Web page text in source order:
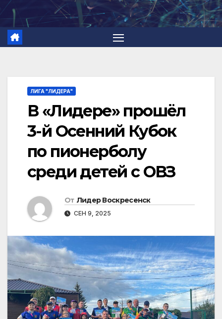
Перейти
содержимому
ЛИГА "ЛИДЕРА"
В «Лидере» прошёл
3-й Осенний Кубок
по пионерболу
среди детей с ОВЗ
От Лидер Воскресенск
СЕН 9, 2025